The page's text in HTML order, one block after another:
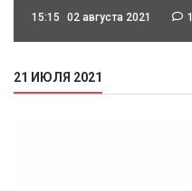
15:15 02 августа 2021 1
21 ИЮЛЯ 2021